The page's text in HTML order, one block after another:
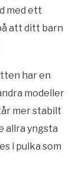
med ett
att ditt barn
har en
modeller
mer stabilt
allra yngsta
i pulka som